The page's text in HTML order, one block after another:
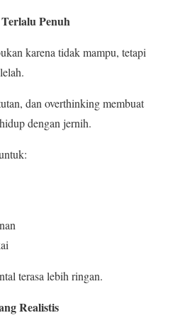
Penuh
karena tidak mampu, tetapi
dan overthinking membuat
dengan jernih.
terasa lebih ringan.
Realistis